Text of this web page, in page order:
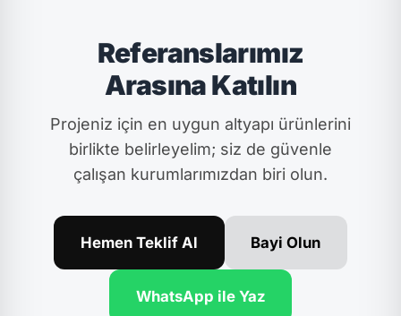
Referanslarımız
Arasına Katılın
Projeniz için en uygun altyapı ürünlerini
birlikte belirleyelim; siz de güvenle
çalışan kurumlarımızdan biri olun.
Hemen Teklif Al Bayi Olun
WhatsApp ile Yaz